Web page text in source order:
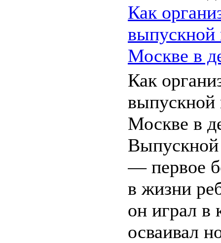
Как
Москве в
Как
Москве в
Выпускной
— первое
в жизни
он играл в
осваивал